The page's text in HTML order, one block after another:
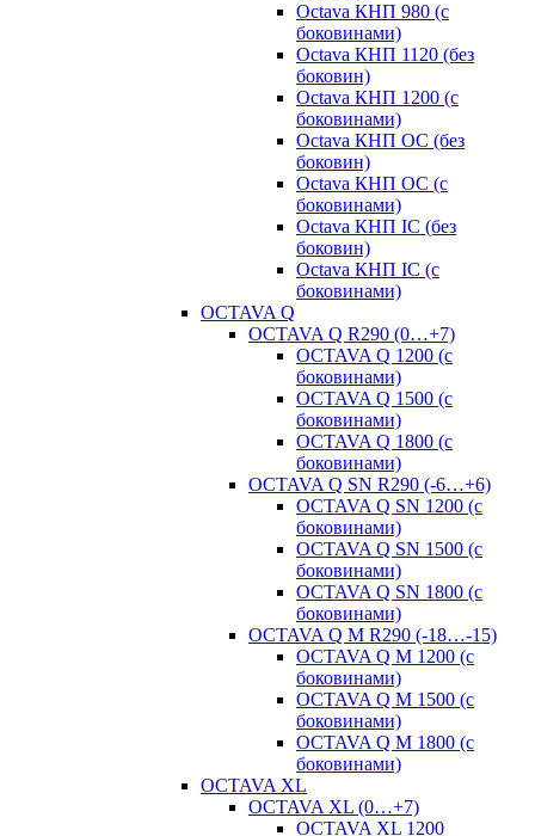
Octava КНП 980 (с
боковинами)
Octava КНП 1120 (без
боковин)
Octava КНП 1200 (с
боковинами)
Octava КНП OC (без
боковин)
Octava КНП OC (с
боковинами)
Octava КНП IC (без
боковин)
Octava КНП IC (с
боковинами)
OCTAVA Q
OCTAVA Q R290 (0…+7)
OCTAVA Q 1200 (с
боковинами)
OCTAVA Q 1500 (с
боковинами)
OCTAVA Q 1800 (с
боковинами)
OCTAVA Q SN R290 (-6…+6)
OCTAVA Q SN 1200 (с
боковинами)
OCTAVA Q SN 1500 (с
боковинами)
OCTAVA Q SN 1800 (с
боковинами)
OCTAVA Q M R290 (-18…-15)
OСTAVA Q M 1200 (с
боковинами)
OСTAVA Q M 1500 (с
боковинами)
OСTAVA Q M 1800 (с
боковинами)
OCTAVA XL
OCTAVA XL (0…+7)
OCTAVA XL 1200